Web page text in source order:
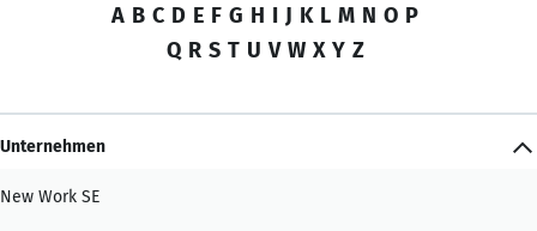
A B C D E F G H I J K L M N O P
Q R S T U V W X Y Z
Unternehmen
New Work SE